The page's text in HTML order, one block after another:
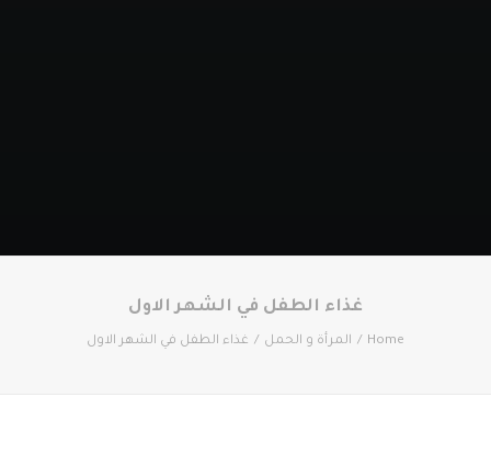
غذاء الطفل في الشهر الاول
Home المرأة و الحمل غذاء الطفل في الشهر الاول